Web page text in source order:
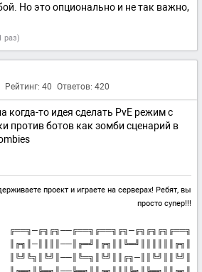
Но это опционально и не так важно,
раз)
Рейтинг: 40 Ответов: 420
когда-то идея сделать PvE режим с
против ботов как зомби сценарий в
проект и играете на серверах! Ребят, вы
просто супер!!!
╔══╗─╔╗╔╗──╔══╗╔══╗╔╗─╔╗╔╗╔╗╔══╗
║╔╗║─║║║║──║╔═╝║╔╗║║╚═╝║║║║║║╔╗║
║╚╝╚╗║╚╝║──║╚═╗║╚╝║║╔╗─║║╚╝║║╚╝║